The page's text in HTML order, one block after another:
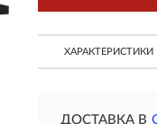
ХАРАКТЕРИСТИКИ
ДОСТАВКА В